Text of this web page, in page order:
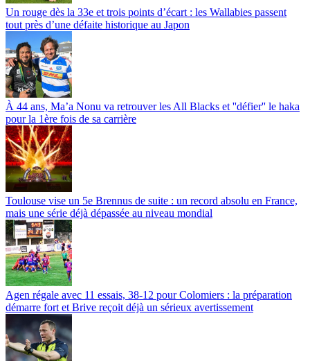
Un rouge dès la 33e et trois points d’écart : les Wallabies passent
tout près d’une défaite historique au Japon
À 44 ans, Ma’a Nonu va retrouver les All Blacks et ''défier'' le haka
pour la 1ère fois de sa carrière
Toulouse vise un 5e Brennus de suite : un record absolu en France,
mais une série déjà dépassée au niveau mondial
Agen régale avec 11 essais, 38-12 pour Colomiers : la préparation
démarre fort et Brive reçoit déjà un sérieux avertissement